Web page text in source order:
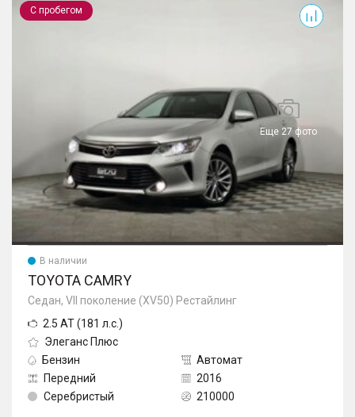
С пробегом
Еще 27 фото
В наличии
TOYOTA CAMRY
Седан, VII поколение (XV50) Рестайлинг
2.5 AT (181 л.с.)
Элеганс Плюс
Бензин
Автомат
Передний
2016
Серебристый
210000